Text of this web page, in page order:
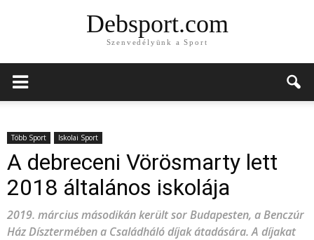
Debsport.com
Szenvedélyünk a Sport
Több Sport Iskolai Sport
A debreceni Vörösmarty lett
2018 általános iskolája
2019. március másodikán került sor Budapesten, a Benczúr
Ház Dísztermében a Családháló díjak átadására. A díjakat